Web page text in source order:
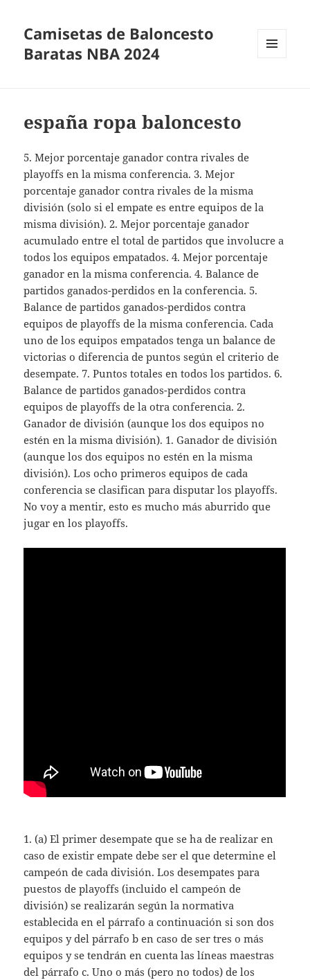
Camisetas de Baloncesto
Baratas NBA 2024
españa ropa baloncesto
5. Mejor porcentaje ganador contra rivales de
playoffs en la misma conferencia. 3. Mejor
porcentaje ganador contra rivales de la misma
división (solo si el empate es entre equipos de la
misma división). 2. Mejor porcentaje ganador
acumulado entre el total de partidos que involucre a
todos los equipos empatados. 4. Mejor porcentaje
ganador en la misma conferencia. 4. Balance de
partidos ganados-perdidos en la conferencia. 5.
Balance de partidos ganados-perdidos contra
equipos de playoffs de la misma conferencia. Cada
uno de los equipos empatados tenga un balance de
victorias o diferencia de puntos según el criterio de
desempate. 7. Puntos totales en todos los partidos. 6.
Balance de partidos ganados-perdidos contra
equipos de playoffs de la otra conferencia. 2.
Ganador de división (aunque los dos equipos no
estén en la misma división). 1. Ganador de división
(aunque los dos equipos no estén en la misma
división). Los ocho primeros equipos de cada
conferencia se clasifican para disputar los playoffs.
No voy a mentir, esto es mucho más aburrido que
jugar en los playoffs.
1. (a) El primer desempate que se ha de realizar en
caso de existir empate debe ser el que determine el
campeón de cada división. Los desempates para
puestos de playoffs (incluido el campeón de
división) se realizarán según la normativa
establecida en el párrafo a continuación si son dos
equipos y del párrafo b en caso de ser tres o más
equipos y se tendrán en cuenta las líneas maestras
del párrafo c. Uno o más (pero no todos) de los